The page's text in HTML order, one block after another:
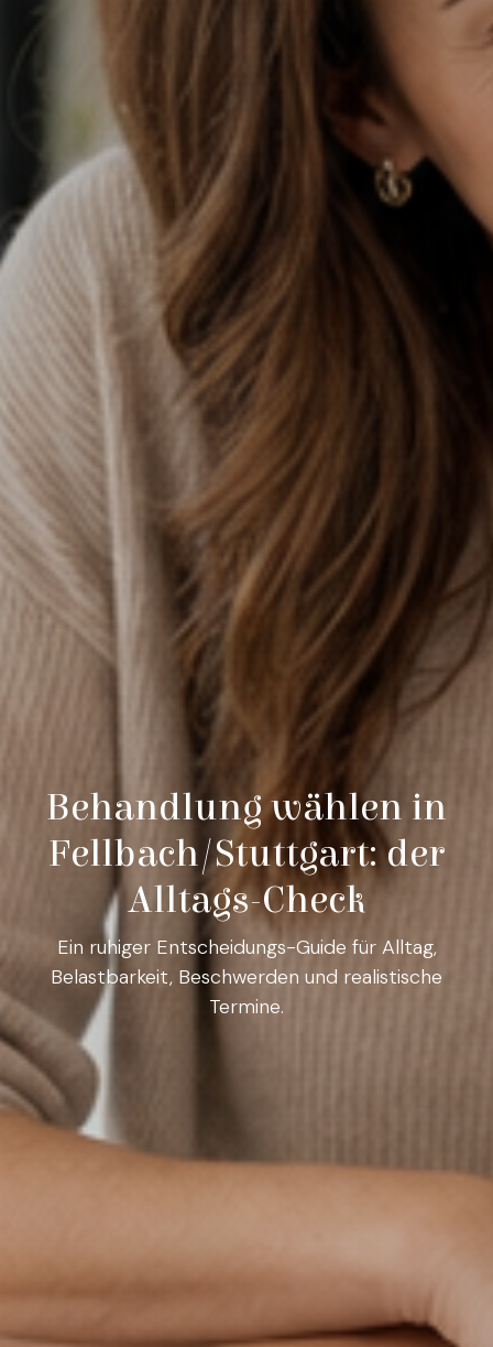
Behandlung wählen in
Fellbach/Stuttgart: der
Alltags-Check
Ein ruhiger Entscheidungs-Guide für Alltag,
Belastbarkeit, Beschwerden und realistische
Termine.